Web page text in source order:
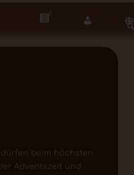
0
beim höchsten
Adventszeit und